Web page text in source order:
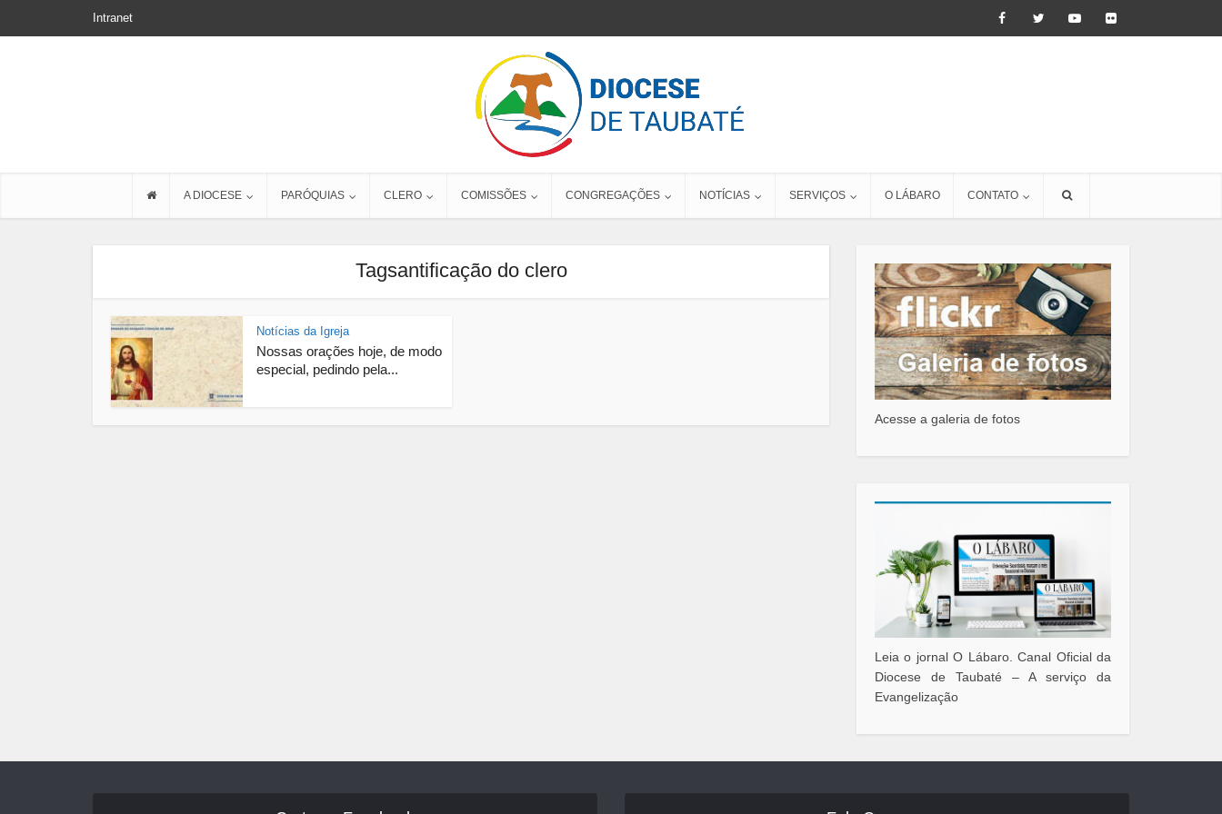
Intranet
A DIOCESE PARÓQUIAS CLERO COMISSÕES CONGREGAÇÕES NOTÍCIAS SERVIÇOS O LÁBARO CONTATO
Tagsantificação do clero
Notícias da Igreja
Nossas orações hoje, de modo
especial, pedindo pela...
Acesse a galeria de fotos
Leia o jornal O Lábaro. Canal Oficial da
Diocese de Taubaté – A serviço da
Evangelização